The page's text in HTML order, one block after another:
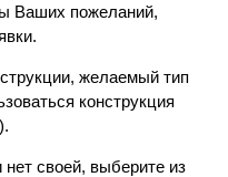
Ваших пожеланий,
желаемый тип
конструкция
своей, выберите из